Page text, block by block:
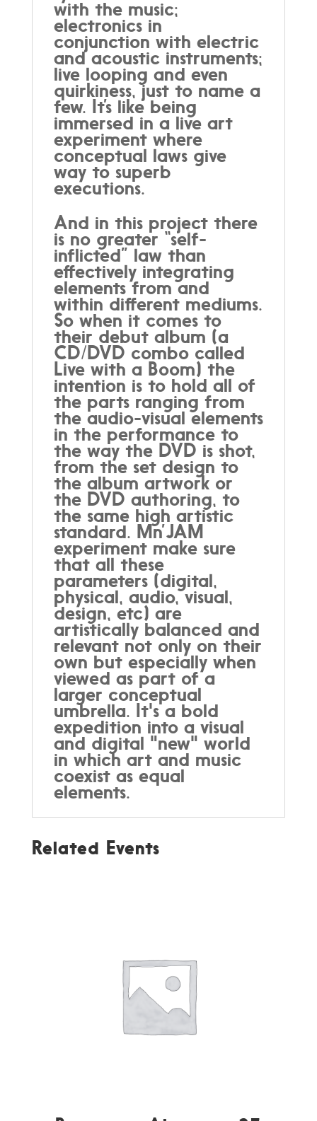
with the music;
electronics in
conjunction with electric
and acoustic instruments;
live looping and even
quirkiness, just to name a
few. It’s like being
immersed in a live art
experiment where
conceptual laws give
way to superb
executions.
And in this project there
is no greater “self-
inflicted” law than
effectively integrating
elements from and
within different mediums.
So when it comes to
their debut album (a
CD/DVD combo called
Live with a Boom) the
intention is to hold all of
the parts ranging from
the audio-visual elements
in the performance to
the way the DVD is shot,
from the set design to
the album artwork or
the DVD authoring, to
the same high artistic
standard. Mn’JAM
experiment make sure
that all these
parameters (digital,
physical, audio, visual,
design, etc) are
artistically balanced and
relevant not only on their
own but especially when
viewed as part of a
larger conceptual
umbrella. It's a bold
expedition into a visual
and digital "new" world
in which art and music
coexist as equal
elements.
Related Events